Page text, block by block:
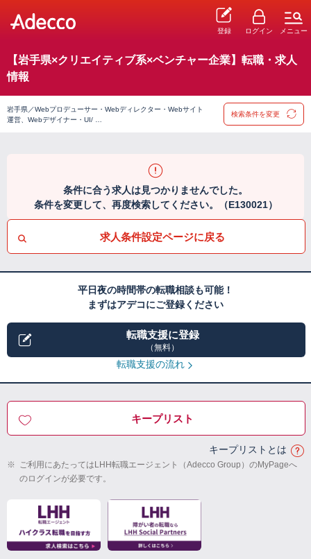
登録 ログイン メニュー
【岩手県×クリエイティブ系×ベンチャー企業】転職・求人
情報
岩手県／Webプロデューサー・Webディレクター・Webサイト
運営、Webデザイナー・UI/ …
検索条件を変更
条件に合う求人は見つかりませんでした。
条件を変更して、再度検索してください。（E130021）
求人条件設定ページに戻る
平日夜の時間帯の転職相談も可能！
まずはアデコにご登録ください
転職支援に登録
（無料）
転職支援の流れ
キープリスト
キープリストとは
※ ご利用にあたってはLHH転職エージェント（Adecco Group）のMyPageへ
のログインが必要です。